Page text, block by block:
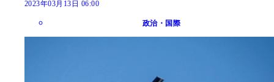
2023年03月13日 06:00
政治・国際